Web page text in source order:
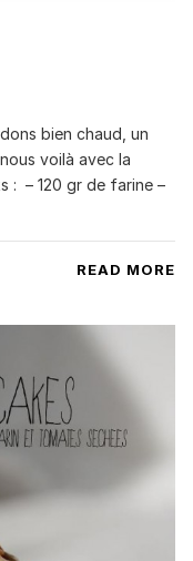
bien chaud, un
voilà avec la
: – 120 gr de farine –
READ MORE